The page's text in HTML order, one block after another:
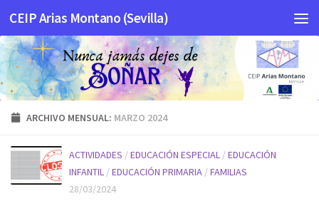
Saltar al contenido
CEIP Arias Montano (Sevilla)
ARCHIVO MENSUAL: MARZO 2024
ACTIVIDADES /EDUCACIÓN ESPECIAL /EDUCACIÓN
INFANTIL /EDUCACIÓN PRIMARIA /FAMILIAS
28/03/2024